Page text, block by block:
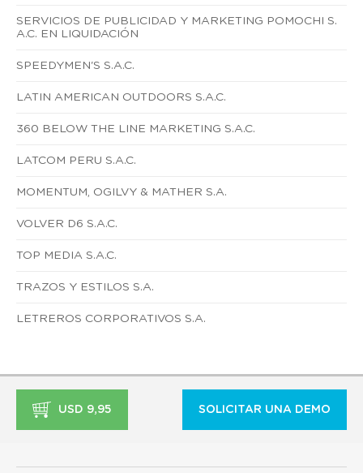
SERVICIOS DE PUBLICIDAD Y MARKETING POMOCHI S.
A.C. EN LIQUIDACIÓN
SPEEDYMEN'S S.A.C.
LATIN AMERICAN OUTDOORS S.A.C.
360 BELOW THE LINE MARKETING S.A.C.
LATCOM PERU S.A.C.
MOMENTUM, OGILVY & MATHER S.A.
VOLVER D6 S.A.C.
TOP MEDIA S.A.C.
TRAZOS Y ESTILOS S.A.
LETREROS CORPORATIVOS S.A.
USD 9,95 SOLICITAR UNA DEMO